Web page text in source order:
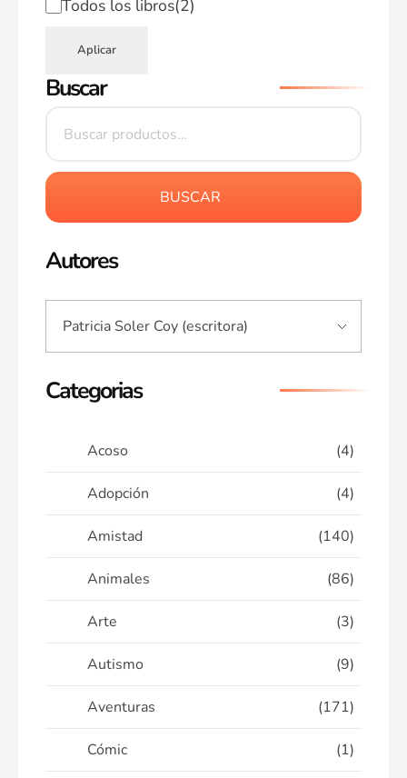
Todos los libros(2)
Aplicar
Buscar
BUSCAR
Autores
Categorias
Acoso (4)
Adopción (4)
Amistad (140)
Animales (86)
Arte (3)
Autismo (9)
Aventuras (171)
Cómic (1)